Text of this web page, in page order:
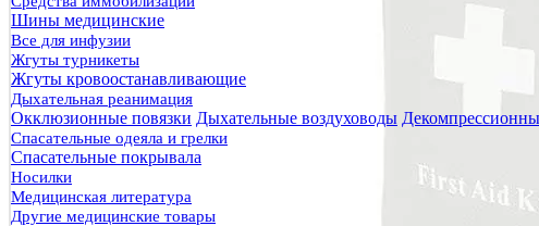
Шины медицинские
Все для инфузии
Жгуты турникеты
Жгуты кровоостанавливающие
Дыхательная реанимация
Окклюзионные повязки Дыхательные воздуховоды
Спасательные одеяла и грелки
Спасательные покрывала
Носилки
Медицинская литература
Другие медицинские товары
Вторые блюда
Десерты и сладкие каши
Блюда с мясом птицы
Вегетарианские блюда
Молочные продукты
Блюда с рисом
Блюда с гречкой
Блюда с картофелем
Показать еще
Очистить фильтр